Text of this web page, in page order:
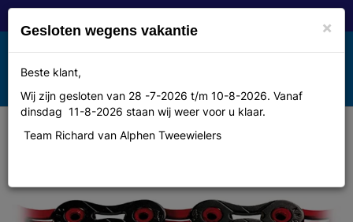
Toggle
navigation
MENU
Ketting Kmc 11/128 x10 color zwart
×
Gesloten wegens vakantie
Beste klant,
Wij zijn gesloten van 28 -7-2026 t/m 10-8-2026. Vanaf
dinsdag 11-8-2026 staan wij weer voor u klaar.
Team Richard van Alphen Tweewielers